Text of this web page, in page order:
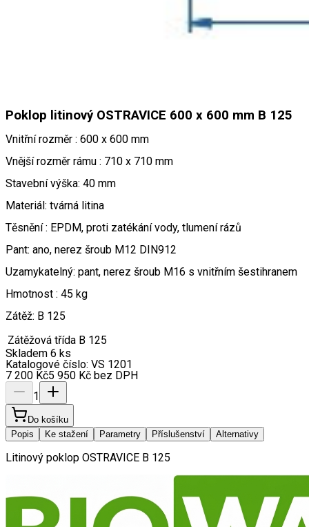
Poklop litinový OSTRAVICE 600 x 600 mm B 125
Vnitřní rozměr : 600 x 600 mm
Vnější rozměr rámu : 710 x 710 mm
Stavební výška: 40 mm
Materiál: tvárná litina
Těsnění : EPDM, proti zatékání vody, tlumení rázů
Pant: ano, nerez šroub M12 DIN912
Uzamykatelný: pant, nerez šroub M16 s vnitřním šestihranem
Hmotnost : 45 kg
Zátěž: B 125
Zátěžová třída B 125
Skladem 6 ks
Katalogové číslo: VS 1201
7 200 Kč5 950 Kč bez DPH
1
Do košíku
Popis
Ke stažení Parametry Příslušenství Alternativy
Litinový poklop OSTRAVICE B 125